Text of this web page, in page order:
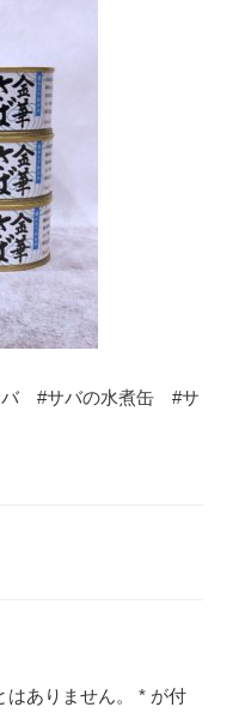
#サバの水煮缶 #サ
ありません。 * が付